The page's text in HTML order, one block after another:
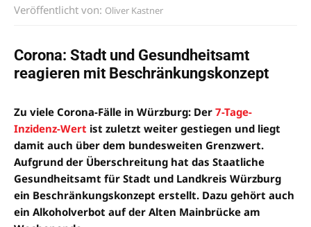
Veröffentlicht von: Oliver Kastner
Corona: Stadt und Gesundheitsamt
reagieren mit Beschränkungskonzept
Zu viele Corona-Fälle in Würzburg: Der 7-Tage-
Inzidenz-Wert ist zuletzt weiter gestiegen und liegt
damit auch über dem bundesweiten Grenzwert.
Aufgrund der Überschreitung hat das Staatliche
Gesundheitsamt für Stadt und Landkreis Würzburg
ein Beschränkungskonzept erstellt. Dazu gehört auch
ein Alkoholverbot auf der Alten Mainbrücke am